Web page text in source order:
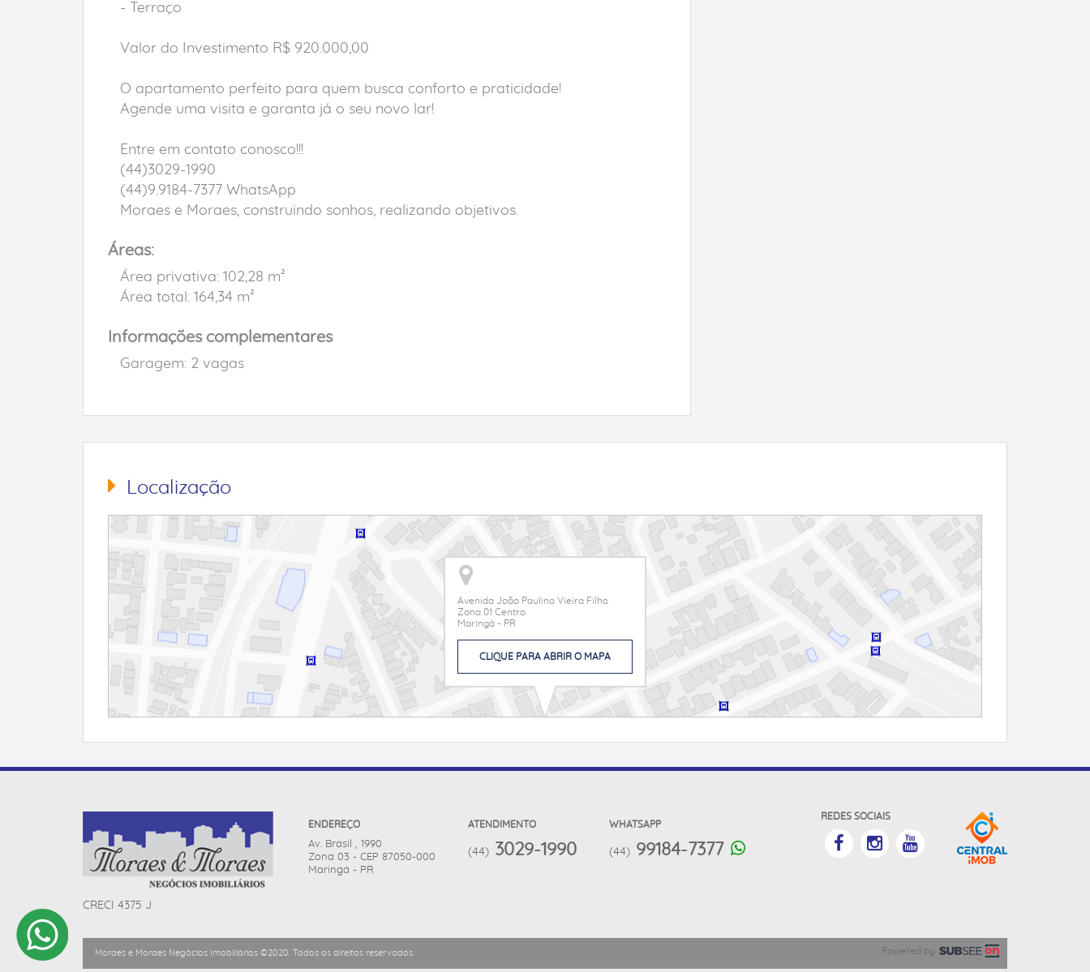
- Terraço
Valor do Investimento R$ 920.000,00
O apartamento perfeito para quem busca conforto e praticidade!
Agende uma visita e garanta já o seu novo lar!
Entre em contato conosco!!!
(44)3029-1990
(44)9.9184-7377 WhatsApp
Moraes e Moraes, construindo sonhos, realizando objetivos.
Áreas:
Área privativa: 102,28 m²
Área total: 164,34 m²
Informações complementares
Garagem: 2 vagas
Localização
Avenida João Paulino Vieira Filho
Zona 01 Centro
Maringá - PR
CLIQUE PARA ABRIR O MAPA
CRECI 4375 J
ENDEREÇO
Av. Brasil , 1990
Zona 03 - CEP 87050-000
Maringá - PR
ATENDIMENTO
(44) 3029-1990
WHATSAPP
(44) 99184-7377
REDES SOCIAIS
Moraes e Moraes Negócios Imobiliários ©2020. Todos os direitos reservados. Powered by